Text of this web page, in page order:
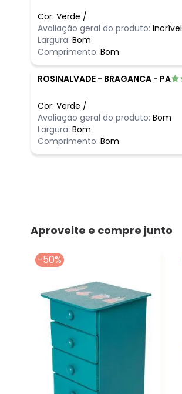
Cor: Verde /
Avaliação geral do produto: Incrível
Largura: Bom
Comprimento: Bom
ROSINALVADE - BRAGANCA - PA
Cor: Verde /
Avaliação geral do produto: Bom
Largura: Bom
Comprimento: Bom
Aproveite e compre junto
-50%